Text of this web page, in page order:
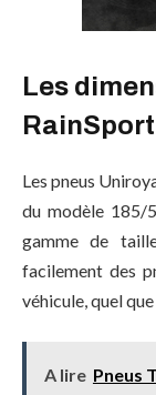
Les
Les pneus
du modèle 185/
gamme de
facilement des
véhicule, quel
A lire Pneus